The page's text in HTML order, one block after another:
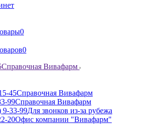
0
0
Справочная Вивафарм
45Справочная Вивафарм
99Справочная Вивафарм
9-33-99Для звонков из-за рубежа
20Офис компании "Вивафарм"